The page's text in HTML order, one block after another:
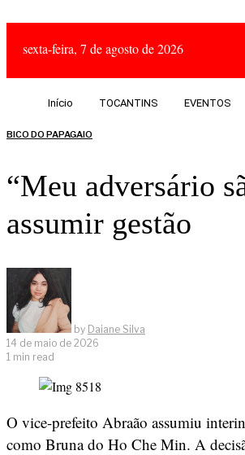
sexta-feira, 7 de agosto de 2026
Início TOCANTINS EVENTOS
BICO DO PAPAGAIO
“Meu adversário
assumir gestão
by Daiane Silva
14 de maio de 2026
1 min read
O vice-prefeito Abraão assumiu
como Bruna do Ho Che Min. A